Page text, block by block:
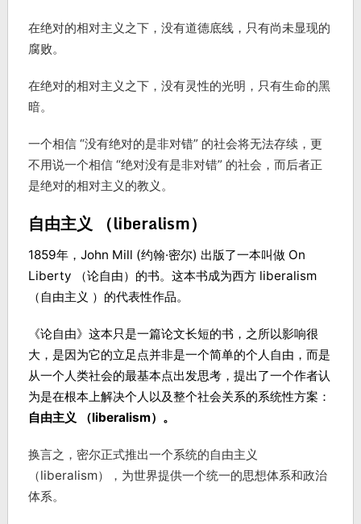
在绝对的相对主义之下，没有道德底线，只有尚未显现的
腐败。
在绝对的相对主义之下，没有灵性的光明，只有生命的黑
暗。
一个相信 “没有绝对的是非对错” 的社会将无法存续，更
不用说一个相信 “绝对没有是非对错” 的社会，而后者正
是绝对的相对主义的教义。
自由主义 （liberalism）
1859年，John Mill (约翰·密尔) 出版了一本叫做 On
Liberty （论自由）的书。这本书成为西方 liberalism
（自由主义 ）的代表性作品。
《论自由》这本只是一篇论文长短的书，之所以影响很
大，是因为它的立足点并非是一个简单的个人自由，而是
从一个人类社会的最基本点出发思考，提出了一个作者认
为是在根本上解决个人以及整个社会关系的系统性方案：
自由主义 （liberalism）。
换言之，密尔正式推出一个系统的自由主义
（liberalism），为世界提供一个统一的思想体系和政治
体系。